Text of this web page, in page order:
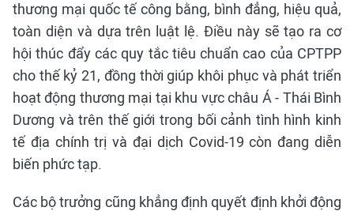
thương mại quốc tế công bằng, bình đẳng, hiệu quả,
toàn diện và dựa trên luật lệ. Điều này sẽ tạo ra cơ
hội thúc đẩy các quy tắc tiêu chuẩn cao của CPTPP
cho thế kỷ 21, đồng thời giúp khôi phục và phát triển
hoạt động thương mại tại khu vực châu Á - Thái Bình
Dương và trên thế giới trong bối cảnh tình hình kinh
tế địa chính trị và đại dịch Covid-19 còn đang diễn
biến phức tạp.
Các bộ trưởng cũng khẳng định quyết định khởi động